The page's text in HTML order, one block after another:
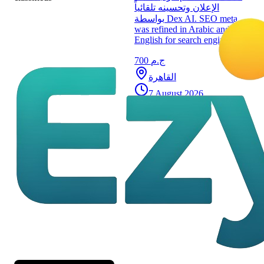
الإعلان وتحسينه تلقائياً
بواسطة Dex AI. SEO meta
was refined in Arabic and
English for search engines.
700 ج.م
القاهرة
7 August 2026